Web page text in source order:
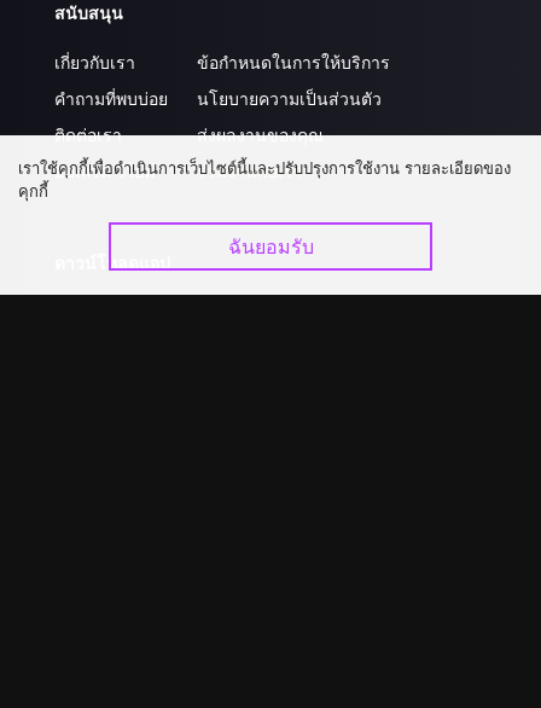
สนับสนุน
เกี่ยวกับเรา
คำถามที่พบบ่อย
ติดต่อเรา
อัปเกรด วีไอพี
ข้อกำหนดในการให้บริการ
นโยบายความเป็นส่วนตัว
ส่งผลงานของคุณ
ร่วมงานกับเรา
เราใช้คุกกี้เพื่อดำเนินการเว็บไซต์นี้และปรับปรุงการใช้งาน รายละเอียดของ
คุกกี้
ฉันยอมรับ